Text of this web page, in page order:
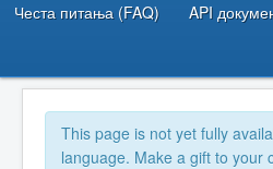
Честа питања (FAQ) API
This page is not yet fully
language. Make a gift to your